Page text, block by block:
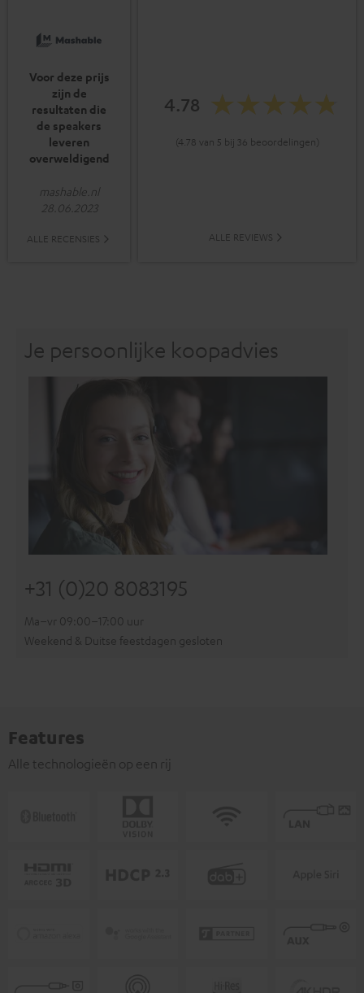
Voor deze prijs
zijn de
resultaten die
de speakers
leveren
overweldigend
mashable.nl
28.06.2023
ALLE RECENSIES
4.78
(4.78 van 5 bij 36 beoordelingen)
ALLE REVIEWS
Je persoonlijke koopadvies
+31 (0)20 8083195
Ma–vr 09:00–17:00 uur
Weekend & Duitse feestdagen gesloten
Features
Alle technologieën op een rij